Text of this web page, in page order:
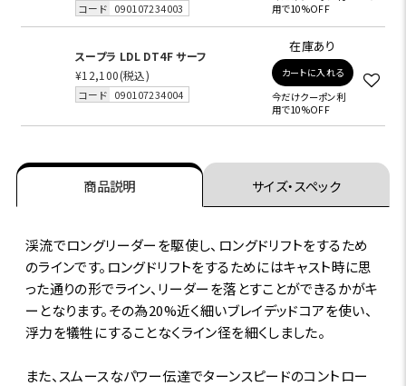
コード 090107234003
用で10%OFF
スープラ LDL DT4F サーフ
¥12,100(税込)
コード 090107234004
在庫あり
カートに入れる
今だけクーポン利
用で10%OFF
商品説明 サイズ・スペック
渓流でロングリーダーを駆使し、ロングドリフトをするため
のラインです。ロングドリフトをするためにはキャスト時に思
った通りの形でライン、リーダーを落とすことができるかがキ
ーとなります。その為20%近く細いブレイデッドコアを使い、
浮力を犠牲にすることなくライン径を細くしました。
また、スムースなパワー伝達でターンスピードのコントロー